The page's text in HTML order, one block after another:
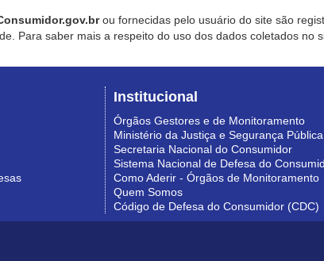
ou fornecidas pelo usuário do site são
Para saber mais a respeito do uso dos dados coletados no
Institucional
Órgãos Gestores e de Monitoramento
Ministério da Justiça e Segurança Pública
Secretaria Nacional do Consumidor
Sistema Nacional de Defesa do
Como Aderir - Órgãos de Monitoramento
Quem Somos
Código de Defesa do Consumidor (CDC)